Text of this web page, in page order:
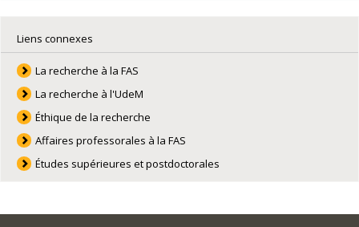
Liens connexes
La recherche à la FAS
La recherche à l'UdeM
Éthique de la recherche
Affaires professorales à la FAS
Études supérieures et postdoctorales